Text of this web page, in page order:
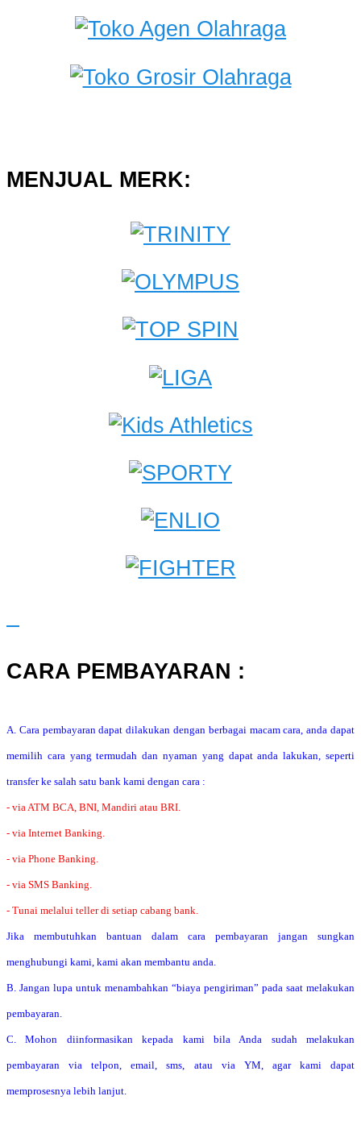
MENJUAL MERK:
CARA PEMBAYARAN :
A. Cara pembayaran dapat dilakukan dengan berbagai macam cara, anda dapat
memilih cara yang termudah dan nyaman yang dapat anda lakukan, seperti
transfer ke salah satu bank kami dengan cara :
- via ATM BCA, BNI, Mandiri atau BRI.
- via Internet Banking.
- via Phone Banking.
- via SMS Banking.
- Tunai melalui teller di setiap cabang bank.
Jika membutuhkan bantuan dalam cara pembayaran jangan sungkan
menghubungi kami, kami akan membantu anda.
B. Jangan lupa untuk menambahkan “biaya pengiriman” pada saat melakukan
pembayaran.
C. Mohon diinformasikan kepada kami bila Anda sudah melakukan
pembayaran via telpon, email, sms, atau via YM, agar kami dapat
memprosesnya lebih lanjut.